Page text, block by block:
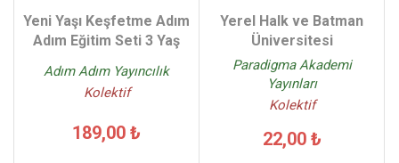
Yeni Yaşı Keşfetme Adım
Adım Eğitim Seti 3 Yaş
Adım Adım Yayıncılık
Kolektif
189,00 ₺
Yerel Halk ve Batman
Üniversitesi
Paradigma Akademi
Yayınları
Kolektif
22,00 ₺